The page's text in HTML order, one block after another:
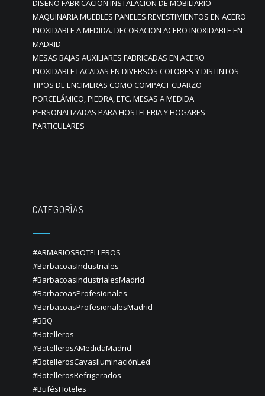
DISEÑO FABRICACION INSTALACION DE MOBILIARIO
MAQUINARIA MUEBLES PANELES REVESTIMIENTOS EN ACERO
INOXIDABLE A MEDIDA. DECORACION ACERO INOXIDABLE EN
MADRID
MESAS BAJAS AUXILIARES FABRICADAS EN ACERO
INOXIDABLE LACADAS EN DIVERSOS COLORES Y DISTINTOS
TIPOS DE ENCIMERAS COMO COMPACT CUARZO
PORCELÁMICO, PIEDRA, ETC. MESAS A MEDIDA
PERSONALIZADAS PARA HOSTELERIA Y HOGARES
PARTICULARES
CATEGORÍAS
#ARMARIOSBOTELLEROS
#BarbacoasIndustriales
#BarbacoasIndustrialesMadrid
#BarbacoasProfesionales
#BarbacoasProfesionalesMadrid
#BBQ
#Botelleros
#BotellerosAMedidaMadrid
#BotellerosCavasIluminaciónLed
#BotellerosRefrigerados
#BufésHoteles